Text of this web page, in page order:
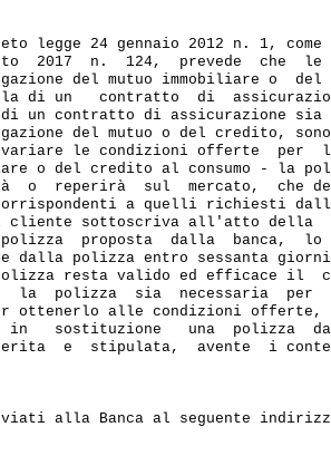
legge 24 gennaio 2012 n. 1,
2017  n.  124,  prevede  che  le
del mutuo immobiliare o
di un   contratto  di
un contratto di assicurazione sia
del mutuo o del credito,
variare le condizioni offerte  per
o del credito al consumo - la
o  reperirà  sul  mercato,  che
a quelli richiesti
cliente sottoscriva all'atto della
polizza  proposta  dalla  banca,
dalla polizza entro sessanta
resta valido ed efficace il
la  polizza  sia  necessaria
ottenerlo alle condizioni
in   sostituzione   una  polizza
e  stipulata,  avente  i
alla Banca al seguente